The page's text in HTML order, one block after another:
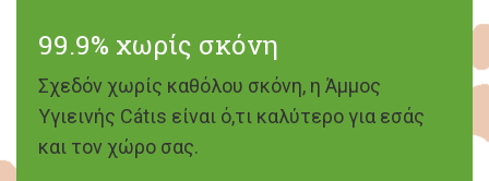
99.9% χωρίς σκόνη
Σχεδόν χωρίς καθόλου σκόνη, η Άμμος
Υγιεινής Cátιs είναι ό,τι καλύτερο για εσάς
και τον χώρο σας.